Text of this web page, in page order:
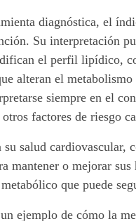
diagnóstica, el
Su interpretación
el perfil lipídico,
alteran el
siempre en el
factores de riesgo
su salud
mantener o mejorar
que puede
ejemplo de cómo la